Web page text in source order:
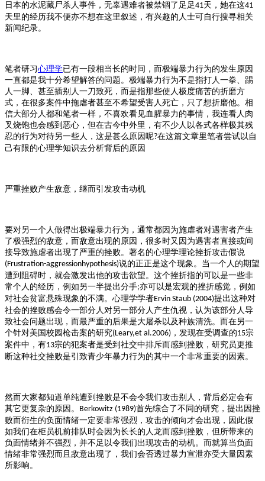
日本的水泥藏尸杀人事件，无辜遇难者被禁锢了足足41天，她在这41
天里的经历我不便亦不想在这里叙述，有兴趣的人士可自行搜寻相关
新闻纪录。
笔者研习 心理学已有一段相当长的时间，而极端暴力行为的发生原因
一直都是我十分希望解答的问题。极端暴力行为不是指打人一拳、踢
人一脚、甚至插别人一刀致死，而是指那些使人极度痛苦的折磨方
式，在很多案件中拖虐者甚至不希望受害人死亡，只了想折磨他。相
信大部分人都和笔者一样，不喜欢看见血腥暴力的事情，我连看人肉
叉烧饱也会感到恶心，但在古今中外里，有不少人以各式各样极其残
忍的行为对待另一些人，这是甚么原因呢?在这篇文章里笔者尝试以自
己有限的心理学知识去分析背后的原因
严重挫败产生敌意，继而引发攻击动机
要对另一个人做得出极端暴力行为，通常都因为施虐者对遇害者产生
了极强烈的敌意，而敌意出现的原因，很多时又因为遇害者直接或间
接导致施虐者出现了严重的挫败。著名的心理学理论挫折攻击假说
(Frustration-aggressionhypothesis)说的正正是这个现象。当一个人的期望
遭到阻碍时，就会激发出他的攻击欲望。这个挫折指的可以是一些非
常个人的经历，例如另一半提出分手;亦可以是宏观的挫折感觉，例如
对社会贫富悬殊现象的不满。心理学学者Ervin Staub (2004)提出这种对
社会的挫败感会令一部分人对另一部分人产生仇视，认为该部分人导
致社会问题出现，而最严重的后果是大屠杀以及种族清洗。而在另一
个针对美国校园枪击案的研究(Leary,et al.2006) ，发现在受调查的15宗
案件中，有13宗的犯案者是受到社交中排斥而感到挫败，研究员更推
断这种社交挫败是引致青少年暴力行为的其中一个非常重要的因素。
然而大家都知道单纯遭到挫败是不会令我们攻击别人，背后必定会有
其它更复杂的原因。 Berkowitz (1989)首先综合了不同的研究，提出因挫
败而衍生的负面情绪一定要非常强烈，攻击的倾向才会出现，因此假
如我们在柜员机前排队时会因为长长的人龙而感到挫败，但所带来的
负面情绪并不强烈，并不足以令我们出现攻击的动机。而就算当负面
情绪非常强烈而且敌意出现了，我们会否透过暴力宣泄亦受大量因素
所影响。